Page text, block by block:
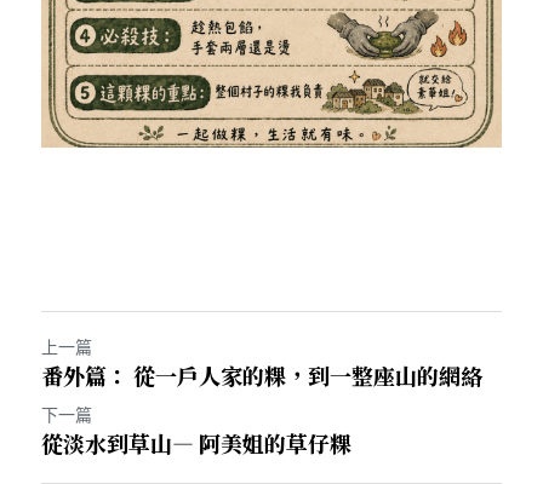
上一篇
番外篇： 從一戶人家的粿，到一整座山的網絡
下一篇
從淡水到草山— 阿美姐的草仔粿